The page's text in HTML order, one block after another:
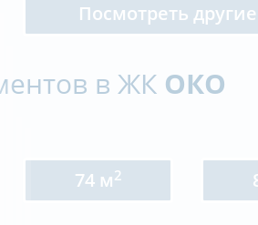
Посмотреть
в ЖК ОКО
74 м2